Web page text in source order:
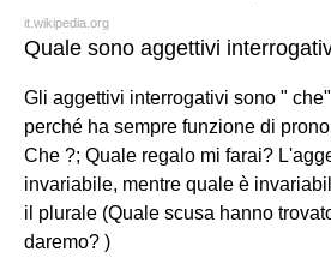
it.wikipedia.org
Quale sono aggettivi
Gli aggettivi interrogativi sono "
perché ha sempre funzione di
Che ?; Quale regalo mi farai?
invariabile, mentre quale è
il plurale (Quale scusa hanno
daremo? )